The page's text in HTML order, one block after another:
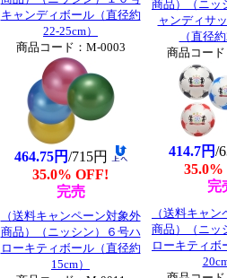
キャンディボール（直径約
22-25cm）
商品コード：M-0003
464.75円/715円
35.0% OFF!
完売
商品）（ニッ
ャンディサ
（直径
商品コー
414.7円/
35.0%
完
（送料キャンペーン対象外
商品）（ニッシン）６号ハ
ローキティボール（直径約
15cm）
（送料キャ
商品）（ニッ
ローキティボ